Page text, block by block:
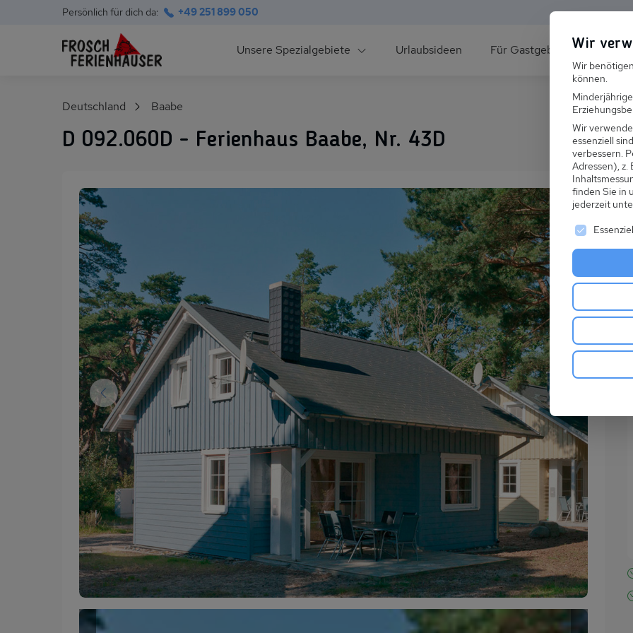
Persönlich für dich da: +49 251 899 050
Hauptnavigation
Unsere Spezialgebiete
Polnische Ostsee
Skihütten & Chalets im Winter
Gruppenhäuser für den Skiurlaub
Urlaubsideen Für Gastgeber Über
Deutschland Baabe
D 092.060D - Ferienhaus Baabe, Nr. 43D
Wir
Wir
können.
Wir
essenziell
verbessern.
Adressen), z.
finden Sie in
jederzeit
Es folgt